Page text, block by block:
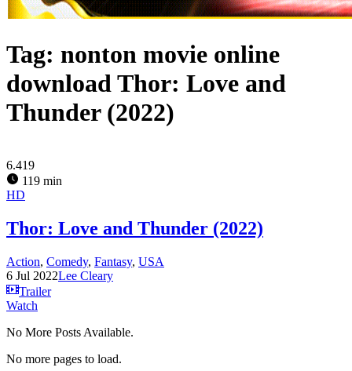
Tag: nonton movie online
download Thor: Love and
Thunder (2022)
6.419
119 min
HD
Thor: Love and Thunder (2022)
Action, Comedy, Fantasy, USA
6 Jul 2022Lee Cleary
Trailer
Watch
No More Posts Available.
No more pages to load.